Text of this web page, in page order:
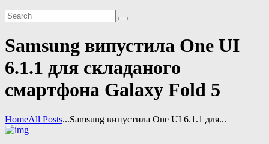
Samsung випустила One UI
6.1.1 для складаного
смартфона Galaxy Fold 5
HomeAll Posts...Samsung випустила One UI 6.1.1 для...